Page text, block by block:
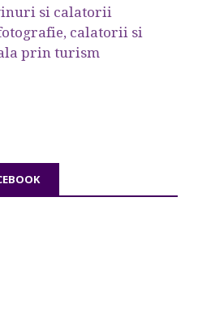
si calatorii
calatorii si
prin turism